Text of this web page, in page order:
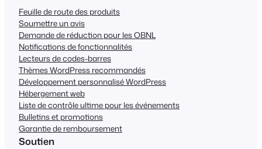
Feuille de route des produits
Soumettre un avis
Demande de réduction pour les OBNL
Notifications de fonctionnalités
Lecteurs de codes-barres
Thèmes WordPress recommandés
Développement personnalisé WordPress
Hébergement web
Liste de contrôle ultime pour les événements
Bulletins et promotions
Garantie de remboursement
Soutien